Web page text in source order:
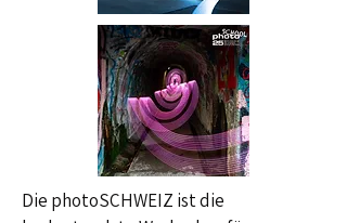
Die photoSCHWEIZ ist die